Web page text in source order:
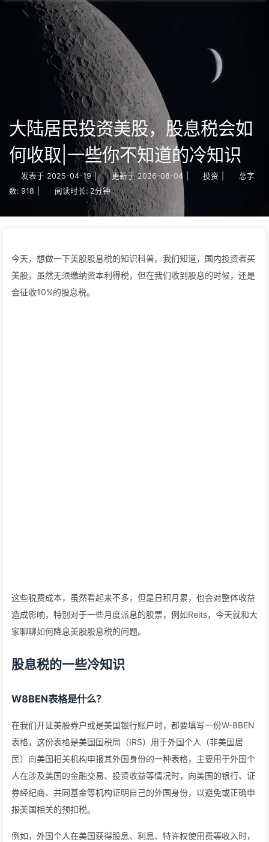
大陆居民投资美股，股息税会如
何收取|一些你不知道的冷知识
发表于 2025-04-19 | 更新于 2026-08-04 投资
总字
数: 918 阅读时长: 2分钟
今天，想做一下美股股息税的知识科普。我们知道，国内投资者买
美股，虽然无须缴纳资本利得税，但在我们收到股息的时候，还是
会征收10%的股息税。
这些税费成本，虽然看起来不多，但是日积月累，也会对整体收益
造成影响，特别对于一些月度派息的股票，例如Reits，今天就和大
家聊聊如何降息美股股息税的问题。
股息税的一些冷知识
W8BEN表格是什么？
在我们开证美股券户或是美国银行账户时，都要填写一份W-8BEN
表格，这份表格是美国国税局（IRS）用于外国个人（非美国居
民）向美国相关机构申报其外国身份的一种表格，主要用于外国个
人在涉及美国的金融交易、投资收益等情况时，向美国的银行、证
券经纪商、共同基金等机构证明自己的外国身份，以避免或正确申
报美国相关的预扣税。
例如，外国个人在美国获得股息、利息、特许权使用费等收入时，